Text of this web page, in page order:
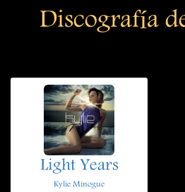
Discografía
Light Years
Kylie Minogue